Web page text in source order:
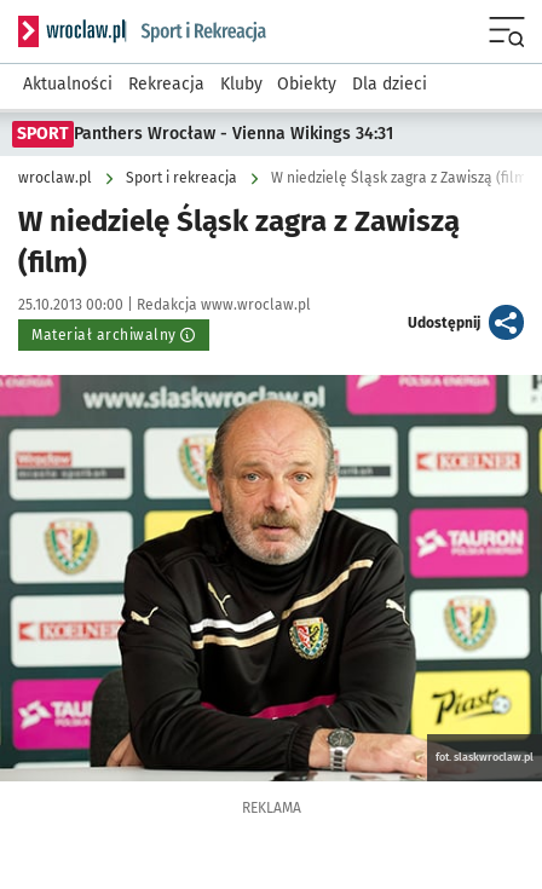
Serwis informacyjny wroclaw.pl podserwis: Sport i rekreacja
Aktualności Rekreacja Kluby Obiekty Dla dzieci
SPORT Panthers Wrocław - Vienna Wikings 34:31
wroclaw.pl Sport i rekreacja W niedzielę Śląsk zagra z Zawiszą (film)
W niedzielę Śląsk zagra z Zawiszą
(film)
Data publikacji:
25.10.2013 00:00 | Autor:
Redakcja www.wroclaw.pl
Materiał archiwalny
Udostępnijartykuł
Kliknij, aby powiększyć
fot. slaskwroclaw.pl
REKLAMA